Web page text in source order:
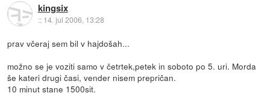
kingsix
:: 14. jul 2006, 13:28
prav včeraj sem bil v hajdošah...
možno se je voziti samo v četrtek,petek in soboto po 5. uri. Morda
še kateri drugi časi, vender nisem prepričan.
10 minut stane 1500sit.